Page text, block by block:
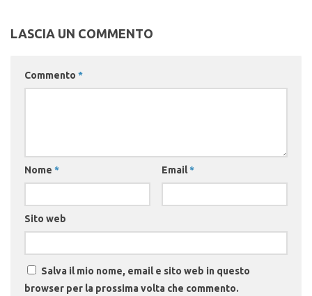
LASCIA UN COMMENTO
Commento *
Nome * Email*
Sito web
Salva il mio nome, email e sito web in questo
browser per la prossima volta che commento.